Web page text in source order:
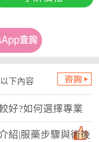
下內容
好?如何選擇專業
紹|服藥步驟與術後